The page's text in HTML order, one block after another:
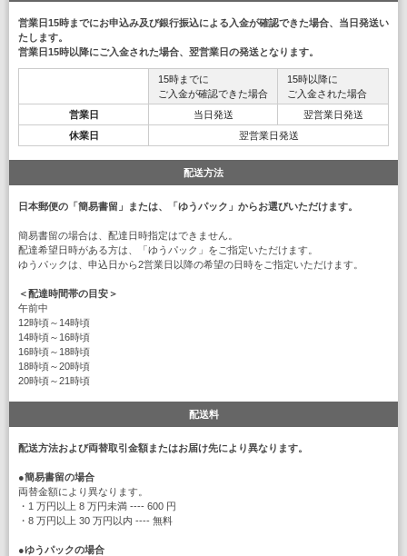
営業日15時までにお申込み及び銀行振込による入金が確認できた場合、当日発送い
たします。
営業日15時以降にご入金された場合、翌営業日の発送となります。
15時までに
ご入金が確認できた場合
15時以降に
ご入金された場合
営業日
当日発送
翌営業日発送
休業日
翌営業日発送
配送方法
日本郵便の「簡易書留」または、「ゆうパック」からお選びいただけます。
簡易書留の場合は、配達日時指定はできません。
配達希望日時がある方は、「ゆうパック」をご指定いただけます。
ゆうパックは、申込日から2営業日以降の希望の日時をご指定いただけます。
＜配達時間帯の目安＞
午前中
12時頃～14時頃
14時頃～16時頃
16時頃～18時頃
18時頃～20時頃
20時頃～21時頃
配送料
配送方法および両替取引金額またはお届け先により異なります。
●簡易書留の場合
両替金額により異なります。
・1 万円以上 8 万円未満 ---- 600 円
・8 万円以上 30 万円以内 ---- 無料
●ゆうパックの場合